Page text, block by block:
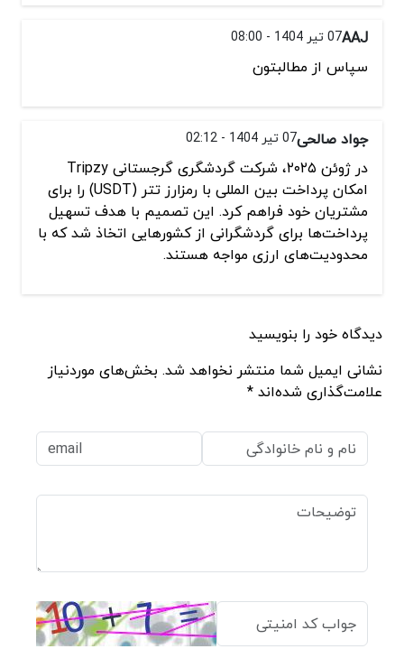
AAJ07 تیر 1404 - 08:00
سپاس از مطالبتون
جواد صالحی07 تیر 1404 - 02:12
در ژوئن ۲۰۲۵، شرکت گردشگری گرجستانی Tripzy
امکان پرداخت بین المللی با رمزارز تتر (USDT) را برای
مشتریان خود فراهم کرد. این تصمیم با هدف تسهیل
پرداخت‌ها برای گردشگرانی از کشورهایی اتخاذ شد که با
محدودیت‌های ارزی مواجه‌ هستند.
دیدگاه خود را بنویسید
نشانی ایمیل شما منتشر نخواهد شد. بخش‌های موردنیاز
علامت‌گذاری شده‌اند *